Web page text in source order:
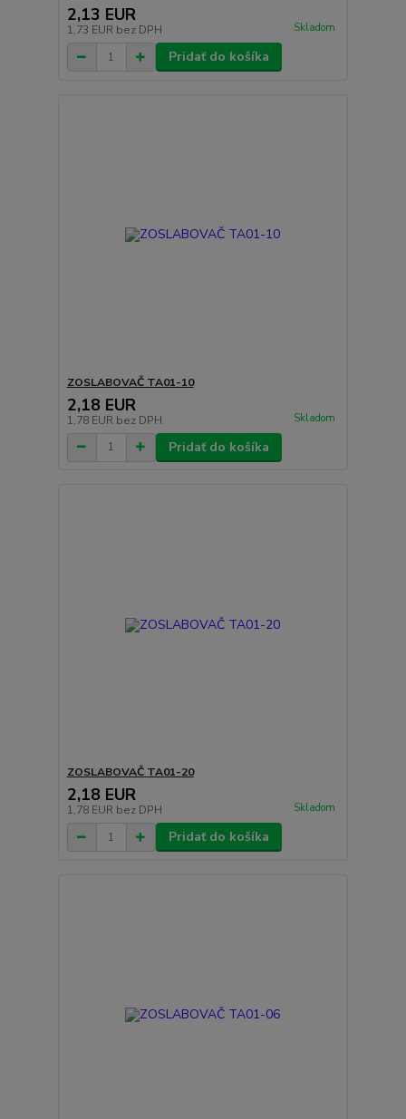
2,13 EUR
1,73 EUR bez DPH Skladom
Pridať do košíka
ZOSLABOVAČ TA01-10
2,18 EUR
1,78 EUR bez DPH Skladom
Pridať do košíka
ZOSLABOVAČ TA01-20
2,18 EUR
1,78 EUR bez DPH Skladom
Pridať do košíka